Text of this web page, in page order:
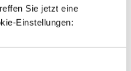
Sie jetzt eine
Einstellungen: